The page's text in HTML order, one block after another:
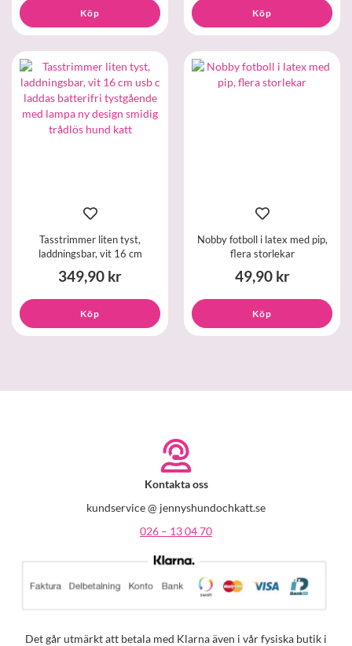
Köp Köp
Tasstrimmer liten tyst,
laddningsbar, vit 16 cm
349,90 kr
Köp
Nobby fotboll i latex med pip,
flera storlekar
49,90 kr
Köp
Kontakta oss
kundservice @ jennyshundochkatt.se
026 – 13 04 70
Det går utmärkt att betala med Klarna även i vår fysiska butik i